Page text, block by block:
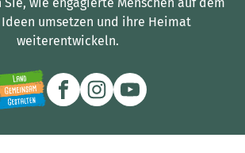
umsetzen und ihre Heimat
weiterentwickeln.